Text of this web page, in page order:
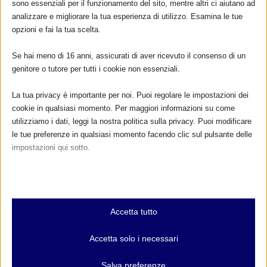
sono essenziali per il funzionamento del sito, mentre altri ci aiutano ad
analizzare e migliorare la tua esperienza di utilizzo. Esamina le tue
opzioni e fai la tua scelta.
Se hai meno di 16 anni, assicurati di aver ricevuto il consenso di un
genitore o tutore per tutti i cookie non essenziali.
La tua privacy è importante per noi. Puoi regolare le impostazioni dei
cookie in qualsiasi momento. Per maggiori informazioni su come
utilizziamo i dati, leggi la nostra politica sulla privacy. Puoi modificare
le tue preferenze in qualsiasi momento facendo clic sul pulsante delle
impostazioni qui sotto.
Essenziali
I cookie e i servizi essenziali abilitano le funzioni di base e sono
e servizi non richiedono il consenso dell'utente secondo il GDPR.
Accetta tutto
Accetta solo i necessari
Salva preferenze